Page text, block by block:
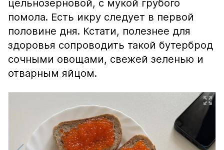
цельнозерновой, с мукой грубого
помола. Есть икру следует в первой
половине дня. Кстати, полезнее для
здоровья сопроводить такой бутерброд
сочными овощами, свежей зеленью и
отварным яйцом.